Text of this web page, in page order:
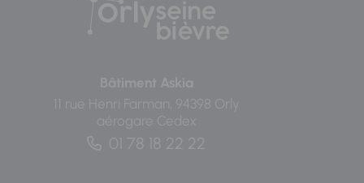
Bâtiment Askia
11 rue Henri Farman, 94398 Orly
aérogare Cedex
01 78 18 22 22